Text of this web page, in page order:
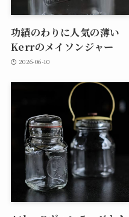
功績のわりに人気の薄い
Kerrのメイソンジャー
2026-06-10